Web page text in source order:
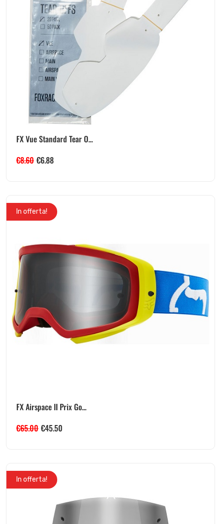
FX Vue Standard Tear O...
€8.60 €6.88
In offerta!
FX Airspace II Prix Go...
€65.00 €45.50
In offerta!